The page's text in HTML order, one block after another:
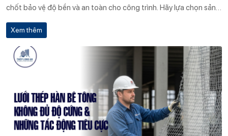
chốt bảo vệ độ bền và an toàn cho công trình. Hãy lựa chọn sản
phẩm đạt chuẩn, bảo quản và thi công đúng kỹ thuật, đồng thời
hợp tác với đơn vị cung cấp uy tín như Thép Long An để có được
giải pháp tối ưu và bền vững nhất.
Xem thêm